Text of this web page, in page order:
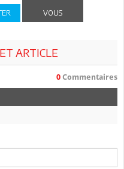
VOUS
ARTICLE
0 Commentaires